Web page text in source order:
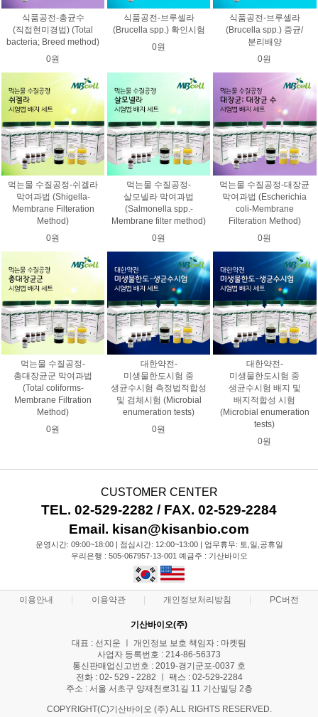
식품공전-총균수
(직접현미경법) (Total
bacteria; Breed method)
0원
식품공전-브루셀라
(Brucella spp.) 확인시험
0원
식품공전-브루셀라
(Brucella spp.) 증균/
분리배양
0원
먹는물 수질공정-쉬겔라
막여과법 (Shigella-
Membrane Filteration
Method)
0원
먹는물 수질공정-
살모넬라 막여과법
(Salmonella spp.-
Membrane filter method)
0원
먹는물 수질공정-대장균
막여과법 (Escherichia
coli-Membrane
Filteration Method)
0원
먹는물 수질공정-
총대장균군 막여과법
(Total coliforms-
Membrane Filtration
Method)
0원
대한약전-
미생물한도시험 중
생균수시험 측정법적합성
및 검체시험 (Microbial
enumeration tests)
0원
대한약전-
미생물한도시험 중
생균수시험 배지 및
배지적합성 시험
(Microbial enumeration
tests)
0원
CUSTOMER CENTER
TEL. 02-529-2282 / FAX. 02-529-2284
Email. kisan@kisanbio.com
운영시간: 09:00~18:00 | 점심시간: 12:00~13:00 | 업무휴무: 토,일,공휴일
우리은행 : 505-067957-13-001 예금주 : 기산바이오
이용안내 이용약관 개인정보처리방침 PC버전
기산바이오(주)
대표 : 선지운 ㅣ 개인정보 보호 책임자 : 마켓팀
사업자 등록번호 : 214-86-56373
통신판매업신고번호 : 2019-경기군포-0037 호
전화 : 02- 529 - 2282 ㅣ 팩스 : 02-529-2284
주소 : 서울 서초구 양재천로31길 11 기산빌딩 2층
COPYRIGHT(C)기산바이오 (주) ALL RIGHTS RESERVED.